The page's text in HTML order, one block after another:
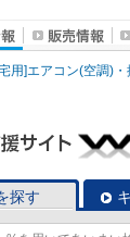
用]エアコン(空調)・
探す